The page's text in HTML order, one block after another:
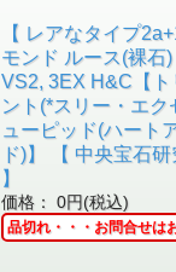
【 レアなタイプ
モンド ルース(裸石
VS2, 3EX H&C【
ント(*スリー・エ
ューピッド(ハート
ド)】 【 中央宝石
】
価格： 0円(税込)
品切れ・・・お問合せは